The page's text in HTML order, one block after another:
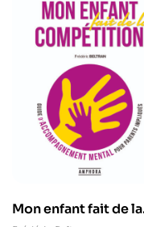
Mon enfant fait de la